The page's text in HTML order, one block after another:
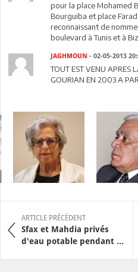
pour la place Mohamed
Bourguiba et place
reconnaissant de
boulevard à Tunis et à
JAGHMOUN - 02-05-2013
TOUT EST VENU APRES
GOURIAN EN 2003 A
ARTICLE PRÉCÉDENT
Sfax et Mahdia privés
d'eau potable pendant ...